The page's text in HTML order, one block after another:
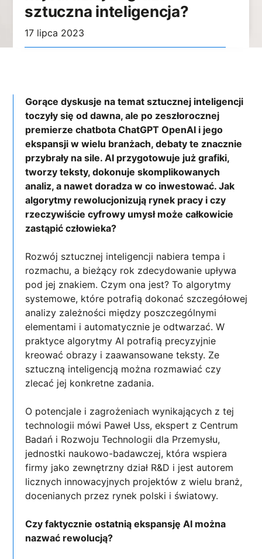
sztuczna inteligencja?
17 lipca 2023
Gorące dyskusje na temat sztucznej inteligencji
toczyły się od dawna, ale po zeszłorocznej
premierze chatbota ChatGPT OpenAI i jego
ekspansji w wielu branżach, debaty te znacznie
przybrały na sile. AI przygotowuje już grafiki,
tworzy teksty, dokonuje skomplikowanych
analiz, a nawet doradza w co inwestować. Jak
algorytmy rewolucjonizują rynek pracy i czy
rzeczywiście cyfrowy umysł może całkowicie
zastąpić człowieka?
Rozwój sztucznej inteligencji nabiera tempa i
rozmachu, a bieżący rok zdecydowanie upływa
pod jej znakiem. Czym ona jest? To algorytmy
systemowe, które potrafią dokonać szczegółowej
analizy zależności między poszczególnymi
elementami i automatycznie je odtwarzać. W
praktyce algorytmy AI potrafią precyzyjnie
kreować obrazy i zaawansowane teksty. Ze
sztuczną inteligencją można rozmawiać czy
zlecać jej konkretne zadania.
O potencjale i zagrożeniach wynikających z tej
technologii mówi Paweł Uss, ekspert z Centrum
Badań i Rozwoju Technologii dla Przemysłu,
jednostki naukowo-badawczej, która wspiera
firmy jako zewnętrzny dział R&D i jest autorem
licznych innowacyjnych projektów z wielu branż,
docenianych przez rynek polski i światowy.
Czy faktycznie ostatnią ekspansję AI można
nazwać rewolucją?